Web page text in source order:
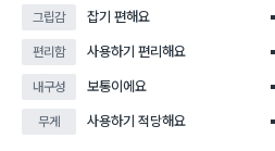
그립감 잡기 편해요
편리함 사용하기 편리해요
내구성 보통이에요
무게 사용하기 적당해요